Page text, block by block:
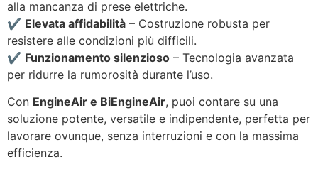
alla mancanza di prese elettriche.
✔ Elevata affidabilità – Costruzione robusta per
resistere alle condizioni più difficili.
✔ Funzionamento silenzioso – Tecnologia avanzata
per ridurre la rumorosità durante l’uso.
Con EngineAir e BiEngineAir, puoi contare su una
soluzione potente, versatile e indipendente, perfetta per
lavorare ovunque, senza interruzioni e con la massima
efficienza.